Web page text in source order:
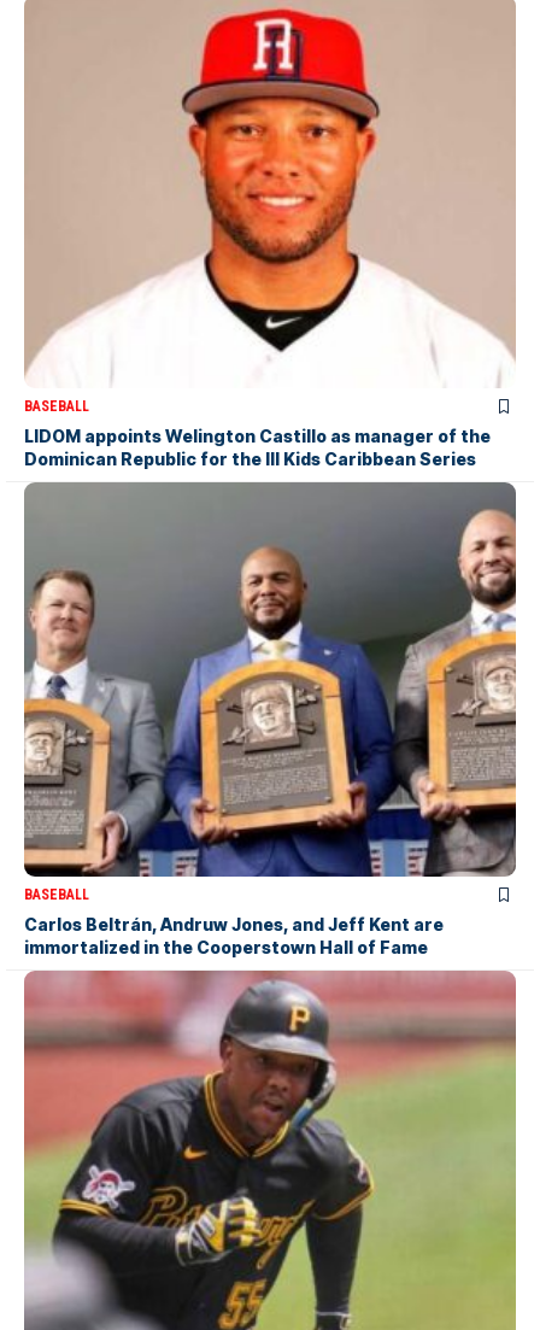
BASEBALL
LIDOM appoints Welington Castillo as manager of the
Dominican Republic for the III Kids Caribbean Series
BASEBALL
Carlos Beltrán, Andruw Jones, and Jeff Kent are
immortalized in the Cooperstown Hall of Fame